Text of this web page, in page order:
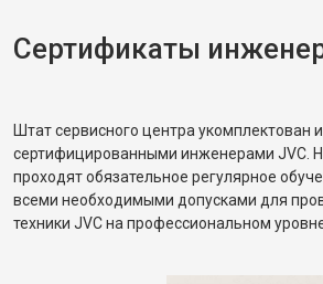
Сертификаты
Штат сервисного центра укомплектован
сертифицированными инженерами JVC.
проходят обязательное регулярное
всеми необходимыми допусками для
техники JVC на профессиональном